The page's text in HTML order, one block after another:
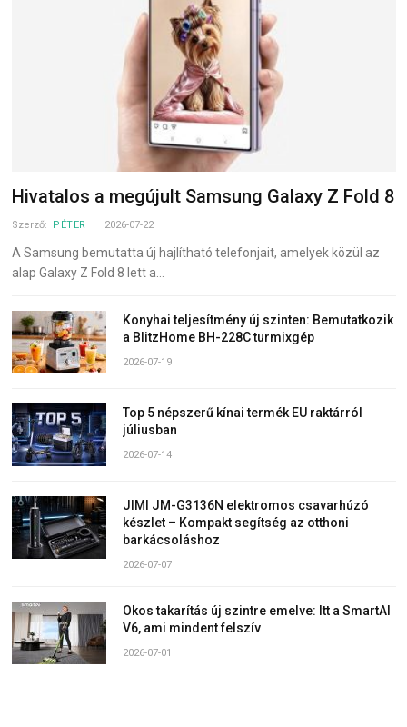
Hivatalos a megújult Samsung Galaxy Z Fold 8
Szerző: PÉTER 2026-07-22
A Samsung bemutatta új hajlítható telefonjait, amelyek közül az
alap Galaxy Z Fold 8 lett a…
Konyhai teljesítmény új szinten: Bemutatkozik
a BlitzHome BH-228C turmixgép
2026-07-19
Top 5 népszerű kínai termék EU raktárról
júliusban
2026-07-14
JIMI JM-G3136N elektromos csavarhúzó
készlet – Kompakt segítség az otthoni
barkácsoláshoz
2026-07-07
Okos takarítás új szintre emelve: Itt a SmartAI
V6, ami mindent felszív
2026-07-01